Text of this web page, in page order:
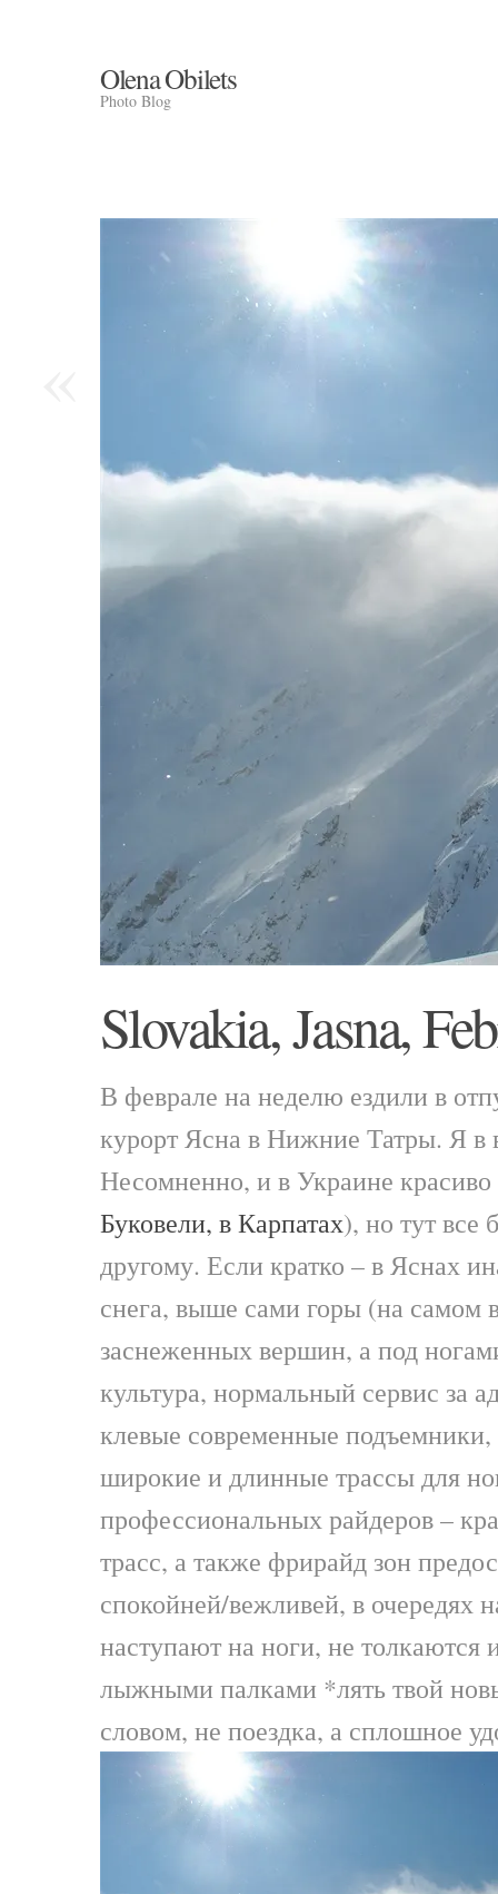
Olena Obilets
Photo Blog
Slovakia, Jasna,
В феврале на неделю ездили в
курорт Ясна в Нижние Татры. Я в
Несомненно, и в Украине
Буковели, в Карпатах), но тут все
другому. Если кратко – в Яснах
снега, выше сами горы (на самом
заснеженных вершин, а под
культура, нормальный сервис за
клевые современные
широкие и длинные трассы для
профессиональных райдеров –
трасс, а также фрирайд зон
спокойней/вежливей, в очередях
наступают на ноги, не толкаются
лыжными палками *лять твой
словом, не поездка, а сплошное